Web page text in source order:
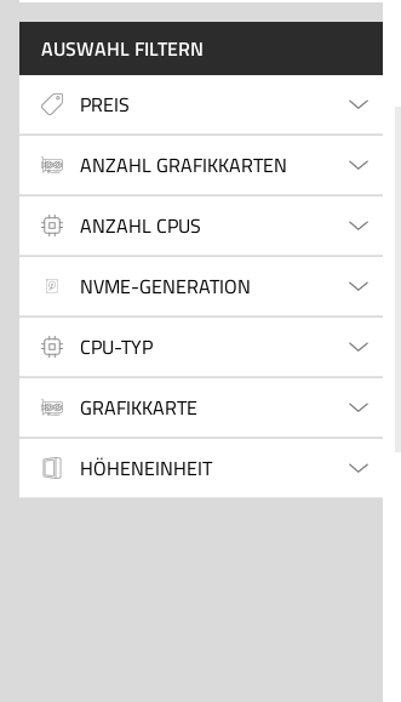
AUSWAHL FILTERN
PREIS
ANZAHL GRAFIKKARTEN
ANZAHL CPUS
NVME-GENERATION
CPU-TYP
GRAFIKKARTE
HÖHENEINHEIT